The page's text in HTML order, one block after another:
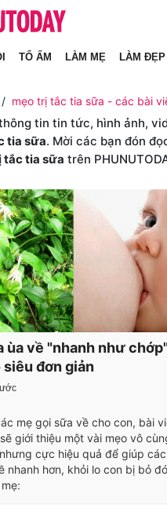
TỔ ẤM LÀM MẸ LÀM ĐẸP
mẹo trị tắc tia sữa - các bài
tin tin tức, hình ảnh,
tia sữa. Mời các bạn đón
tắc tia sữa trên
ùa về "nhanh như
siêu đơn giản
mẹ gọi sữa về cho con, bài
giới thiệu một vài mẹo vô
cực hiệu quả để giúp
nhanh hơn, khỏi lo con bị bỏ